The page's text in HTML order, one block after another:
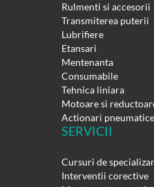
Rulmenti si accesorii
Transmiterea puterii
Lubrifiere
Etansari
Mentenanta
Consumabile
Tehnica liniara
Motoare si
Actionari pneumatice
SERVICII
Cursuri de
Interventii corective